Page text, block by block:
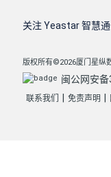
关注 Yeastar 智慧
版权所有©2026厦门星纵
闽公网安
联系我们 免责声明